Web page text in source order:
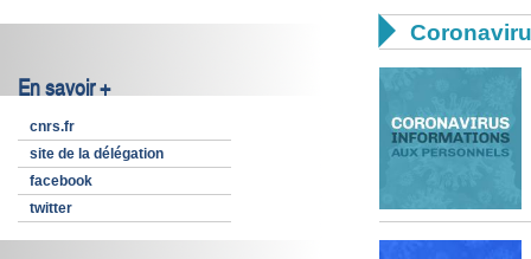
En savoir +
cnrs.fr
site de la délégation
facebook
twitter
